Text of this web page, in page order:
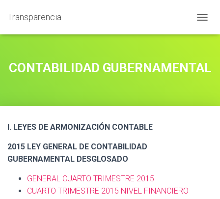
Transparencia
O
E
CONTABILIDAD GUBERNAMENTAL
I. LEYES DE ARMONIZACIÓN CONTABLE
2015 LEY GENERAL DE CONTABILIDAD
GUBERNAMENTAL DESGLOSADO
GENERAL CUARTO TRIMESTRE 2015
CUARTO TRIMESTRE 2015 NIVEL FINANCIERO